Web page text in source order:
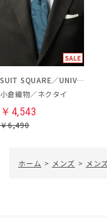
SUIT SQUARE／UNIVERSAL LANGUAGE
小倉織物／ネクタイ
￥4,543
￥6,490
ホーム > メンズ > メン